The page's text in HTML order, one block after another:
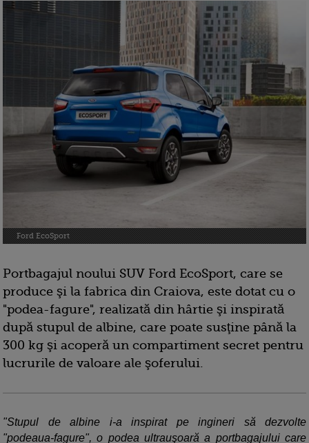
Ford EcoSport
Portbagajul noului SUV Ford EcoSport, care se
produce şi la fabrica din Craiova, este dotat cu o
"podea-fagure", realizată din hârtie şi inspirată
după stupul de albine, care poate susţine până la
300 kg şi acoperă un compartiment secret pentru
lucrurile de valoare ale şoferului.
"Stupul de albine i-a inspirat pe ingineri să dezvolte
"podeaua-fagure", o podea ultrauşoară a portbagajului care